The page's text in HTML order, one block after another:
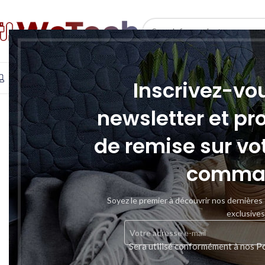
Inscrivez-
newsletter et
de remise sur
Soyez le premier à découvrir nos
exclusives
Sera utilisé conformément à nos
SELECT CATEGORY
INFORMATIQUE TÉLÉPHONIE & TABLETTE STOCKAGE